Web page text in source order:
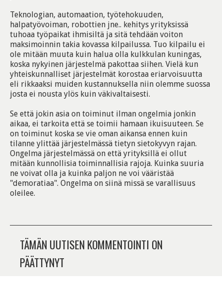
Teknologian, automaation, työtehokuuden,
halpatyövoiman, robottien jne.. kehitys yrityksissä
tuhoaa työpaikat ihmisiltä ja sitä tehdään voiton
maksimoinnin takia kovassa kilpailussa. Tuo kilpailu ei
ole mitään muuta kuin halua olla kulkkulan kuningas,
koska nykyinen järjestelmä pakottaa siihen. Vielä kun
yhteiskunnalliset järjestelmät korostaa eriarvoisuutta
eli rikkaaksi muiden kustannuksella niin olemme suossa
josta ei nousta ylös kuin väkivaltaisesti.
Se että jokin asia on toiminut ilman ongelmia jonkin
aikaa, ei tarkoita että se toimii hamaan ikuisuuteen. Se
on toiminut koska se vie oman aikansa ennen kuin
tilanne ylittää järjestelmässä tietyn sietokyvyn rajan.
Ongelma järjestelmässä on että yrityksillä ei ollut
mitään kunnollisia toiminnallisia rajoja. Kuinka suuria
ne voivat olla ja kuinka paljon ne voi vääristää
"demoratiaa". Ongelma on siinä missä se varallisuus
oleilee.
TÄMÄN UUTISEN KOMMENTOINTI ON
PÄÄTTYNYT